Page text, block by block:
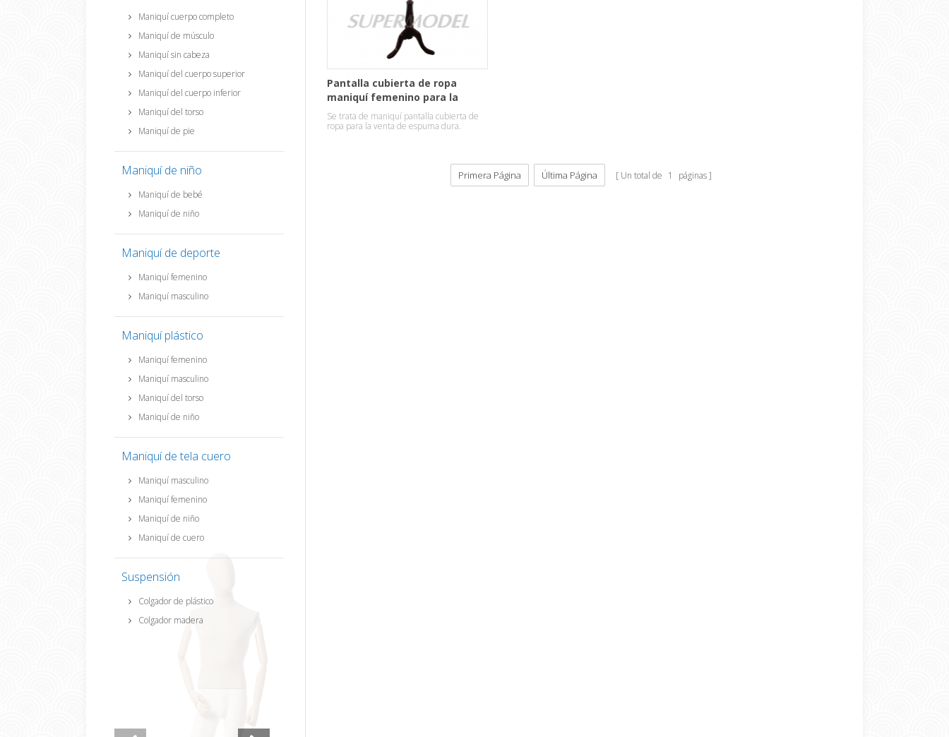
Maniquí cuerpo completo
Maniquí de músculo
Maniquí sin cabeza
Maniquí del cuerpo superior
Maniquí del cuerpo inferior
Maniquí del torso
Maniquí de pie
Maniquí de niño
Maniquí de bebé
Maniquí de niño
Maniquí de deporte
Maniquí femenino
Maniquí masculino
Maniquí plástico
Maniquí femenino
Maniquí masculino
Maniquí del torso
Maniquí de niño
Maniquí de tela cuero
Maniquí masculino
Maniquí femenino
Maniquí de niño
Maniquí de cuero
Suspensión
Colgador de plástico
Colgador madera
Pantalla cubierta de ropa
maniquí femenino para la
venta
Se trata de maniquí pantalla cubierta de
ropa para la venta de espuma dura.
Primera Página Última Página Un total de 1 páginas